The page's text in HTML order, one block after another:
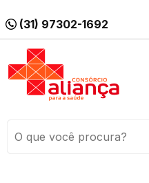
(31) 97302-1692